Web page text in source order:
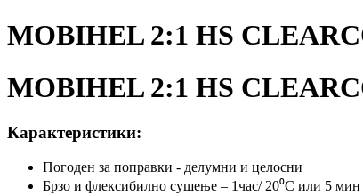
MOBIHEL 2:1 HS
MOBIHEL 2:1 HS
Карактеристики:
Погоден за поправки - делумни и целосни
Брзо и флексибилно сушење – 1час/ 20⁰C или 5 мин